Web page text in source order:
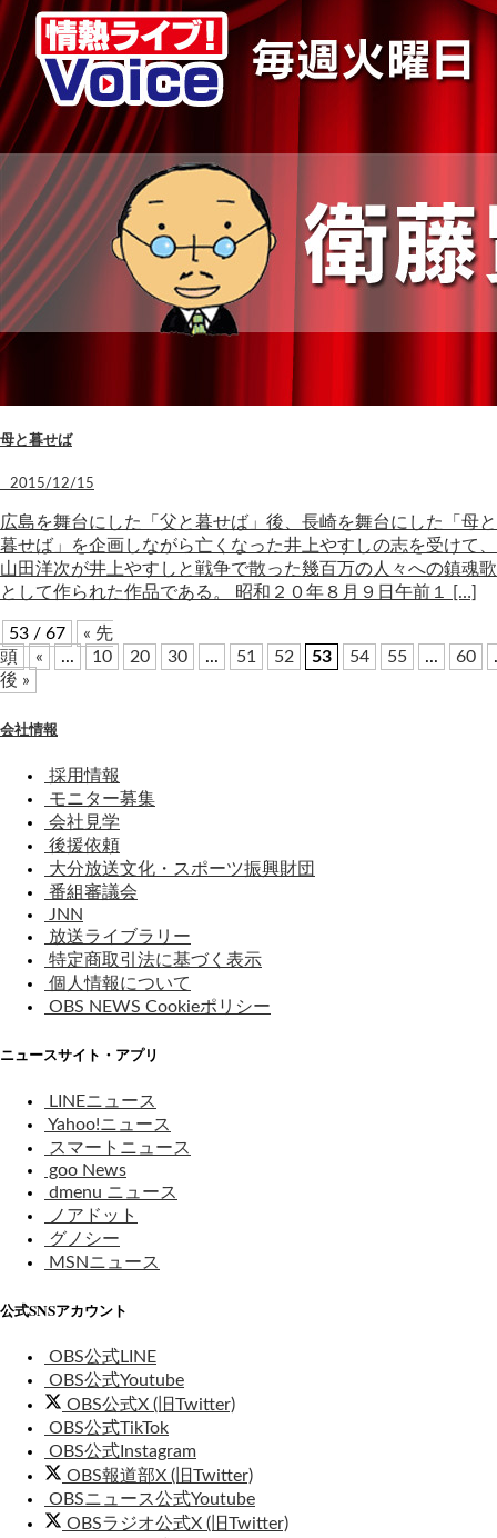
母と暮せば
2015/12/15
広島を舞台にした「父と暮せば」後、長崎を舞台にした「母と
暮せば」を企画しながら亡くなった井上やすしの志を受けて、
山田洋次が井上やすしと戦争で散った幾百万の人々への鎮魂歌
として作られた作品である。 昭和２０年８月９日午前１ […]
53 / 67
« 先
頭
« ... 10 20 30 ... 51 52 53 54 55 ... 60
後 »
会社情報
採用情報
モニター募集
会社見学
後援依頼
大分放送文化・スポーツ振興財団
番組審議会
JNN
放送ライブラリー
特定商取引法に基づく表示
個人情報について
OBS NEWS Cookieポリシー
ニュースサイト・アプリ
LINEニュース
Yahoo!ニュース
スマートニュース
goo News
dmenu ニュース
ノアドット
グノシー
MSNニュース
公式SNSアカウント
OBS公式LINE
OBS公式Youtube
OBS公式X (旧Twitter)
OBS公式TikTok
OBS公式Instagram
OBS報道部X (旧Twitter)
OBSニュース公式Youtube
OBSラジオ公式X (旧Twitter)